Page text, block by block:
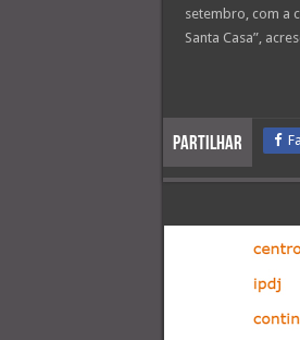
setembro, com a
Santa Casa”,
Partilhar